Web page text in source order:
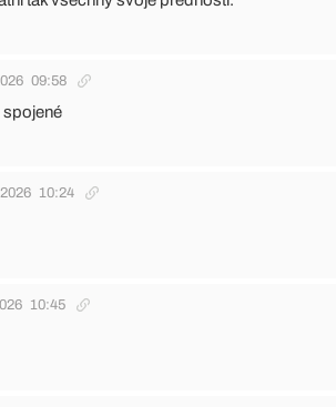
09:58
spojené
10:24
10:45